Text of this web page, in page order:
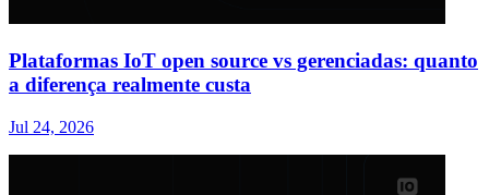
Plataformas IoT open source vs gerenciadas: quanto
a diferença realmente custa
Jul 24, 2026